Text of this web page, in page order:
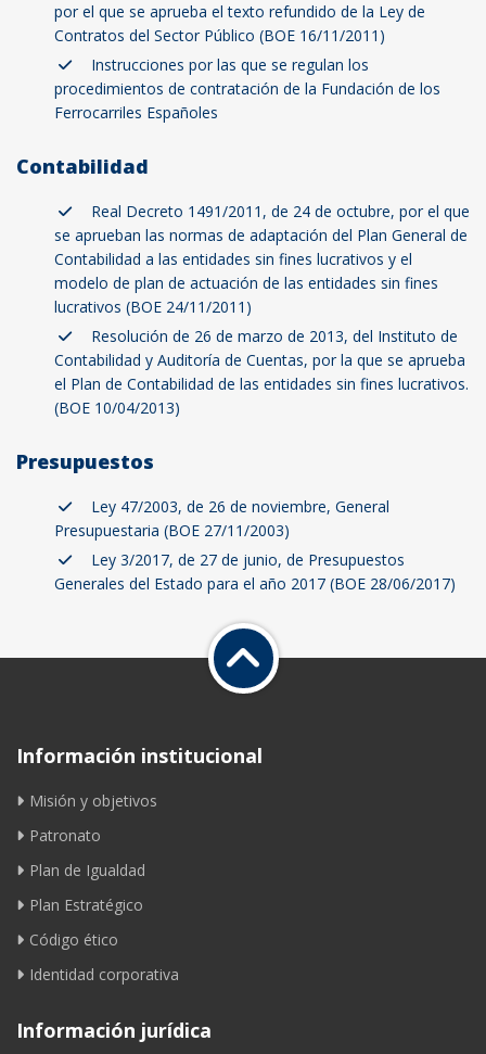
por el que se aprueba el texto refundido de la Ley de
Contratos del Sector Público (BOE 16/11/2011)
Instrucciones por las que se regulan los
procedimientos de contratación de la Fundación de los
Ferrocarriles Españoles
Contabilidad
Real Decreto 1491/2011, de 24 de octubre, por el que
se aprueban las normas de adaptación del Plan General de
Contabilidad a las entidades sin fines lucrativos y el
modelo de plan de actuación de las entidades sin fines
lucrativos (BOE 24/11/2011)
Resolución de 26 de marzo de 2013, del Instituto de
Contabilidad y Auditoría de Cuentas, por la que se aprueba
el Plan de Contabilidad de las entidades sin fines lucrativos.
(BOE 10/04/2013)
Presupuestos
Ley 47/2003, de 26 de noviembre, General
Presupuestaria (BOE 27/11/2003)
Ley 3/2017, de 27 de junio, de Presupuestos
Generales del Estado para el año 2017 (BOE 28/06/2017)
Información institucional
Misión y objetivos
Patronato
Plan de Igualdad
Plan Estratégico
Código ético
Identidad corporativa
Información jurídica